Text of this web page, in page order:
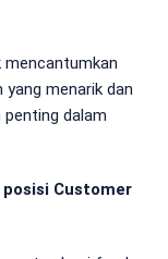
mencantumkan
yang menarik dan
dalam
Customer